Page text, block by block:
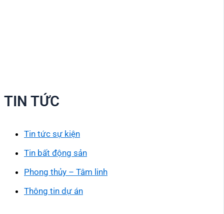
TIN TỨC
Tin tức sự kiện
Tin bất động sản
Phong thủy – Tâm linh
Thông tin dự án